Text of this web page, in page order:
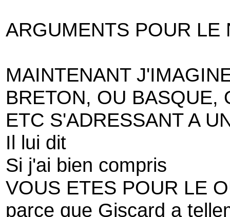
ARGUMENTS POUR LE
MAINTENANT
BRETON, OU BASQUE,
ETC S'ADRESSANT A
Il lui dit
Si j'ai bien compris
VOUS ETES POUR LE
parce que Giscard a